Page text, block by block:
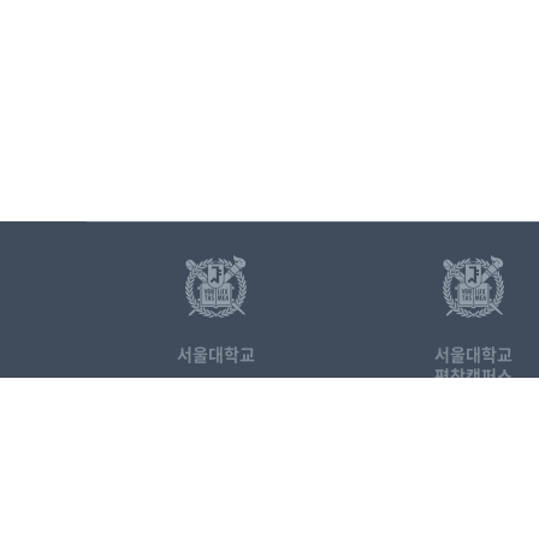
서울대학교
서울대학교
평창캠퍼스